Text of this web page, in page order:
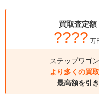
買取査定額
???? 万
ステップワゴ
より多くの買
最高額を引